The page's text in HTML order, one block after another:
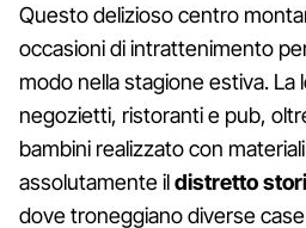
Questo delizioso centro
occasioni di intrattenimento
modo nella stagione estiva. La
negozietti, ristoranti e pub,
bambini realizzato con
assolutamente ildistretto
dove troneggiano diverse